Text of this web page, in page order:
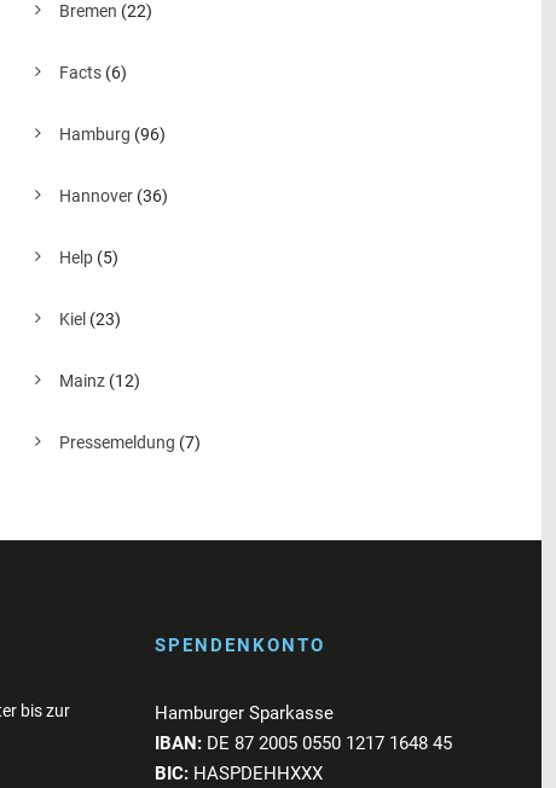
Bremen (22)
Facts (6)
Hamburg (96)
Hannover (36)
Help (5)
Kiel (23)
Mainz (12)
Pressemeldung (7)
bis zur
SPENDENKONTO
Hamburger Sparkasse
IBAN: DE 87 2005 0550 1217 1648 45
BIC: HASPDEHHXXX